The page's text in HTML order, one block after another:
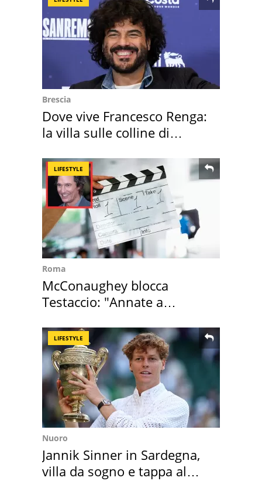
Brescia
Dove vive Francesco Renga:
la villa sulle colline di
LIFESTYLE
Roma
McConaughey blocca
Testaccio: "Annate a
LIFESTYLE
Nuoro
Jannik Sinner in Sardegna,
villa da sogno e tappa al